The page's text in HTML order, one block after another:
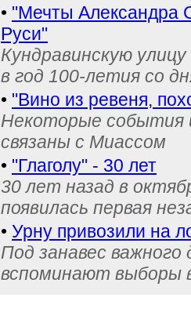
• "Мечты Александра
Руси"
Кундравинскую
в год 100-летия со
• "Вино из ревеня,
Некоторые события
связаны с Миассом
• "Глаголу" - 30 лет
30 лет назад в
появилась первая
• Урну привозили на
Под занавес
вспоминают выборы